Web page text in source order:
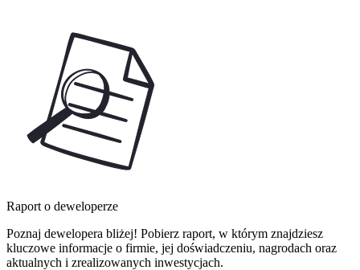
Raport o deweloperze
Poznaj dewelopera bliżej! Pobierz raport, w którym znajdziesz
kluczowe informacje o firmie, jej doświadczeniu, nagrodach oraz
aktualnych i zrealizowanych inwestycjach.